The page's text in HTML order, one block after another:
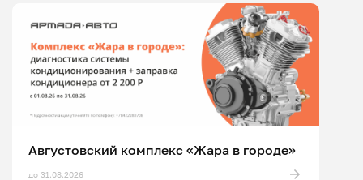
Августовский комплекс «Жара в городе»
до 31.08.2026